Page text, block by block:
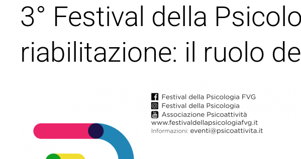
3° Festival della
riabilitazione: il ruolo